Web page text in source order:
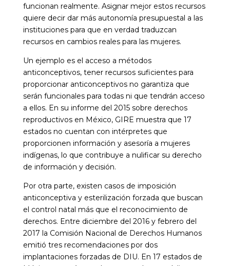
funcionan realmente. Asignar mejor estos recursos
quiere decir dar más autonomía presupuestal a las
instituciones para que en verdad traduzcan
recursos en cambios reales para las mujeres.
Un ejemplo es el acceso a métodos
anticonceptivos, tener recursos suficientes para
proporcionar anticonceptivos no garantiza que
serán funcionales para todas ni que tendrán acceso
a ellos. En su informe del 2015 sobre derechos
reproductivos en México, GIRE muestra que 17
estados no cuentan con intérpretes que
proporcionen información y asesoría a mujeres
indígenas, lo que contribuye a nulificar su derecho
de información y decisión.
Por otra parte, existen casos de imposición
anticonceptiva y esterilización forzada que buscan
el control natal más que el reconocimiento de
derechos. Entre diciembre del 2016 y febrero del
2017 la Comisión Nacional de Derechos Humanos
emitió tres recomendaciones por dos
implantaciones forzadas de DIU. En 17 estados de